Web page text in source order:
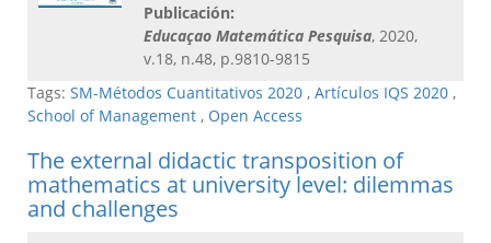
Publicación:
Educaçao Matemática Pesquisa, 2020,
v.18, n.48, p.9810-9815
Tags: SM-Métodos Cuantitativos 2020 , Artículos IQS 2020 ,
School of Management , Open Access
The external didactic transposition of
mathematics at university level: dilemmas
and challenges